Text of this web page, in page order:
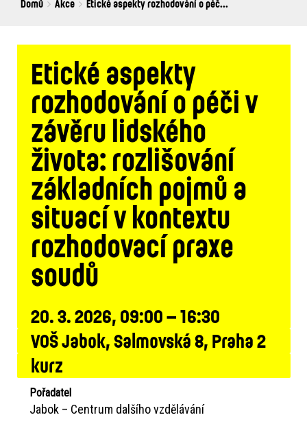
Breadcrumbs
You
Domů Akce Etické aspekty rozhodování o péč...
Etické aspekty
rozhodování o péči v
závěru lidského
života: rozlišování
základních pojmů a
situací v kontextu
rozhodovací praxe
soudů
20. 3. 2026, 09:00 – 16:30
VOŠ Jabok, Salmovská 8, Praha 2
kurz
Pořadatel
Jabok – Centrum dalšího vzdělávání